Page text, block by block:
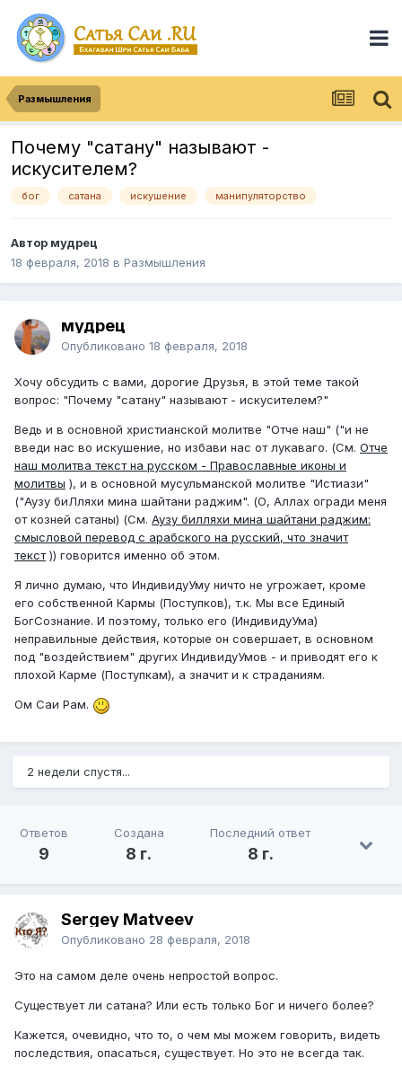
Размышления
Почему "сатану" называют -
искусителем?
бог сатана искушение манипуляторство
Автор мудрец
18 февраля, 2018 в Размышления
мудрец
Опубликовано 18 февраля, 2018
Хочу обсудить с вами, дорогие Друзья, в этой теме такой
вопрос: "Почему "сатану" называют - искусителем?"
Ведь и в основной христианской молитве "Отче наш" ("и не
введи нас во искушение, но избави нас от лукаваго. (См. Отче
наш молитва текст на русском - Православные иконы и
молитвы ), и в основной мусульманской молитве "Истиази"
("Аузу биЛляхи мина шайтани раджим". (О, Аллах огради меня
от козней сатаны) (См. Аузу билляхи мина шайтани раджим:
смысловой перевод с арабского на русский, что значит
текст)) говорится именно об этом.
Я лично думаю, что ИндивидуУму ничто не угрожает, кроме
его собственной Кармы (Поступков), т.к. Мы все Единый
БогСознание. И поэтому, только его (ИндивидуУма)
неправильные действия, которые он совершает, в основном
под "воздействием" других ИндивидуУмов - и приводят его к
плохой Карме (Поступкам), а значит и к страданиям.
Ом Саи Рам.
2 недели спустя...
Ответов
9
Создана
8 г.
Последний ответ
8 г.
Sergey Matveev
Опубликовано 28 февраля, 2018
Это на самом деле очень непростой вопрос.
Существует ли сатана? Или есть только Бог и ничего более?
Кажется, очевидно, что то, о чем мы можем говорить, видеть
последствия, опасаться, существует. Но это не всегда так.